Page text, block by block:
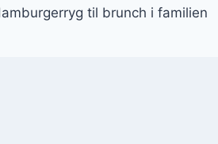
til brunch i familien